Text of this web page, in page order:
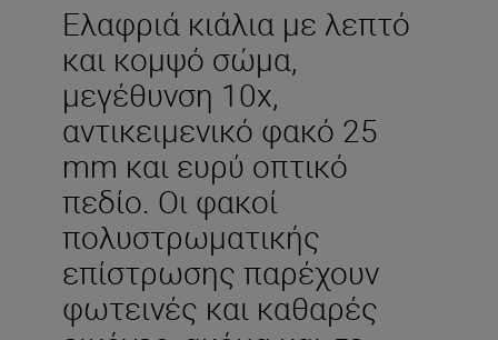
Ελαφριά κιάλια με λεπτό
και κομψό σώμα,
μεγέθυνση 10x,
αντικειμενικό φακό 25
mm και ευρύ οπτικό
πεδίο. Οι φακοί
πολυστρωματικής
επίστρωσης παρέχουν
φωτεινές και καθαρές